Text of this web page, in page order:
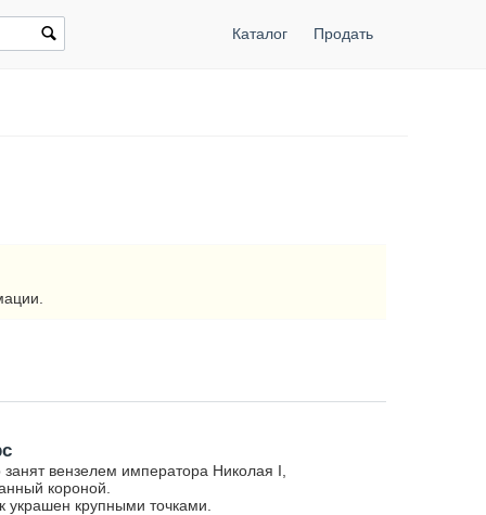
Каталог Продать
занят вензелем императора Николая I,
короной.
украшен крупными точками.